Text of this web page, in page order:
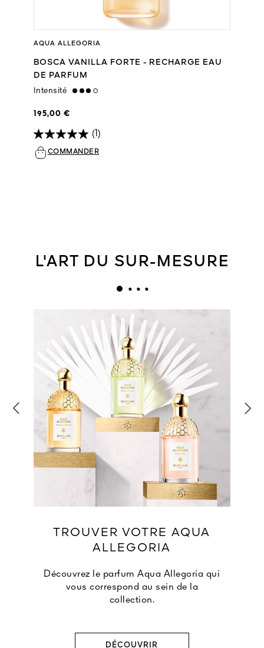
AQUA ALLEGORIA
BOSCA VANILLA FORTE - RECHARGE EAU
DE PARFUM
Intensité high
195,00 €
(1)
COMMANDER
L'ART DU SUR-MESURE
TROUVER VOTRE AQUA
ALLEGORIA
Découvrez le parfum Aqua Allegoria qui
vous correspond au sein de la
collection.
DÉCOUVRIR